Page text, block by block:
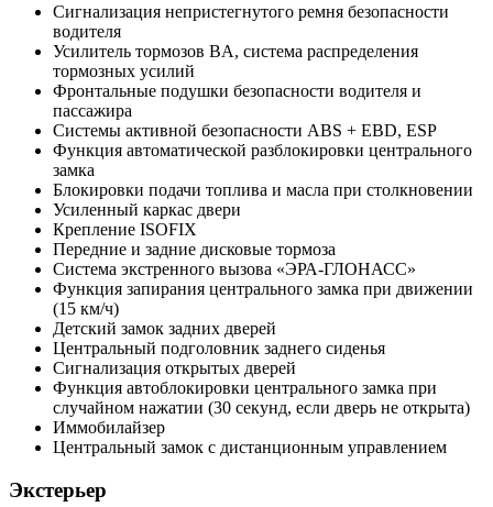
Сигнализация непристегнутого ремня безопасности
водителя
Усилитель тормозов BA, система распределения
тормозных усилий
Фронтальные подушки безопасности водителя и
пассажира
Системы активной безопасности ABS + EBD, ESP
Функция автоматической разблокировки центрального
замка
Блокировки подачи топлива и масла при столкновении
Усиленный каркас двери
Крепление ISOFIX
Передние и задние дисковые тормоза
Система экстренного вызова «ЭРА-ГЛОНАСС»
Функция запирания центрального замка при движении
(15 км/ч)
Детский замок задних дверей
Центральный подголовник заднего сиденья
Сигнализация открытых дверей
Функция автоблокировки центрального замка при
случайном нажатии (30 секунд, если дверь не открыта)
Иммобилайзер
Центральный замок с дистанционным управлением
Экстерьер